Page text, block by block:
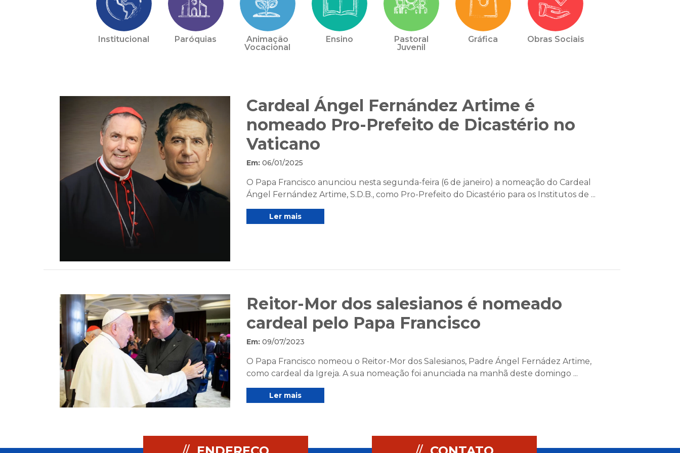
Institucional Paróquias
Animação
Vocacional
Ensino
Pastoral
Juvenil
Gráfica Obras Sociais
Cardeal Ángel Fernández Artime é
nomeado Pro-Prefeito de Dicastério no
Vaticano
Em:06/01/2025
O Papa Francisco anunciou nesta segunda-feira (6 de janeiro) a nomeação do Cardeal
Ángel Fernández Artime, S.D.B., como Pro-Prefeito do Dicastério para os Institutos de ...
Ler mais
Reitor-Mor dos salesianos é nomeado
cardeal pelo Papa Francisco
Em:09/07/2023
O Papa Francisco nomeou o Reitor-Mor dos Salesianos, Padre Ángel Fernádez Artime,
como cardeal da Igreja. A sua nomeação foi anunciada na manhã deste domingo ...
Ler mais